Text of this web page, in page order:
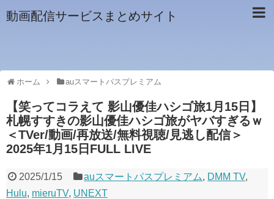
動画配信サービスまとめサイト
ホーム auスマートパスプレミアム
【笑ってコラえて 影山優佳ハシゴ旅1月15日】
札幌すすきの影山優佳ハシゴ旅がヤバすぎるｗ
＜TVer/動画/再放送/無料視聴/見逃し配信＞
2025年1月15日FULL LIVE
2025/1/15 auスマートパスプレミアム, DMM TV,
Hulu, mieruTV, UNEXT